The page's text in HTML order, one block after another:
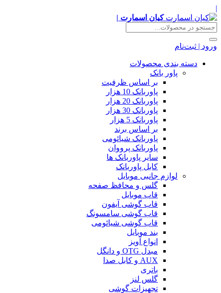
|
کیان اسمارت |
ورود | ثبت‌نام
دسته بندی محصولات
پاور بانک
بر اساس ظرفیت
پاوربانک 10 هزار
پاوربانک 20 هزار
پاوربانک 30 هزار
پاوربانک 5 هزار
بر اساس برند
پاوربانک شیائومی
پاوربانک پرووان
سایر پاوربانک ها
کابل پاوربانک
لوازم جانبی موبایل
گلس و محافظ صفحه
قاب موبایل
قاب گوشی آیفون
قاب گوشی سامسونگ
قاب گوشی شیائومی
بند موبایل
انواع آویز
مبدل OTG و دانگل
AUX و کابل صدا
باتری
گلس لنز
تجهیزات گوشی